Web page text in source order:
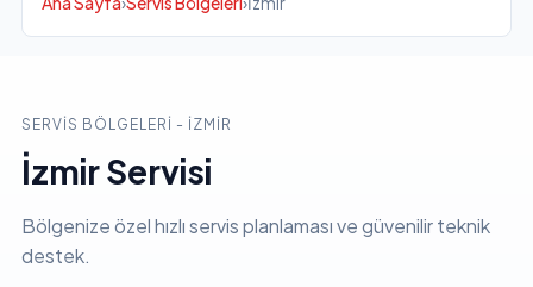
SERVIS BÖLGELERI - İZMIR
İzmir Servisi
Bölgenize özel hızlı servis planlaması ve güvenilir teknik
destek.